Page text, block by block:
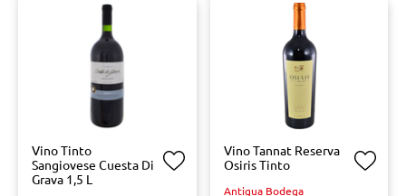
Vino Tinto
Sangiovese Cuesta Di
Grava 1,5 L
Vino Tannat Reserva
Osiris Tinto
Antigua Bodega